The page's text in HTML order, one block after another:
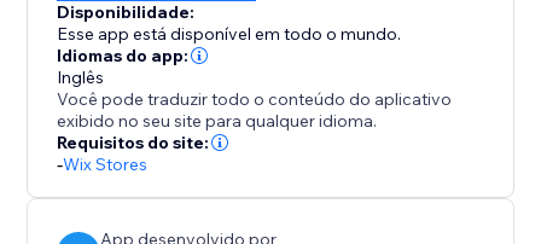
Disponibilidade:
Esse app está disponível em todo o mundo.
Idiomas do app:
Inglês
Você pode traduzir todo o conteúdo do aplicativo
exibido no seu site para qualquer idioma.
Requisitos do site:
-Wix Stores
App desenvolvido por